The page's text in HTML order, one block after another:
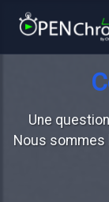
Une
Nous sommes